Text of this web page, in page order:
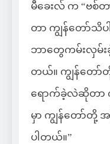
မီခေးလ် က “ဗ
တာ ကျွန်တော်
ဘာတွေကမ်းလှမ်း
တယ်။ ကျွန်တော်
ရောက်ခဲ့လဲဆိုတာ
မှာ ကျွန်တော်တို့
ပါတယ်။”